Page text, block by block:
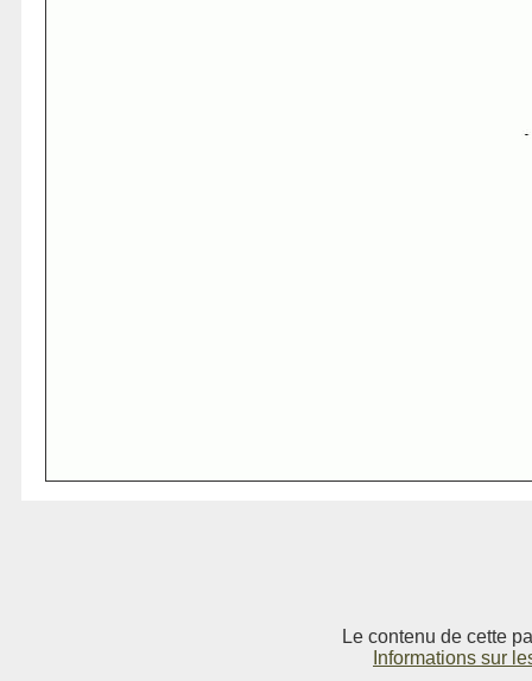
Le contenu de cette
Informations sur